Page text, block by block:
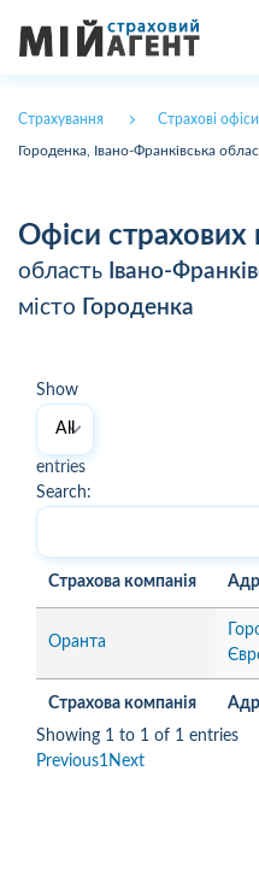
Страхування Страхові офіси
Городенка, Івано-Франківська
Офіси страхових
область Івано-
місто Городенка
Show
entries
Search:
Страхова компанія
Страхова компанія
Оранта
Showing 1 to 1 of 1 entries
Previous1Next